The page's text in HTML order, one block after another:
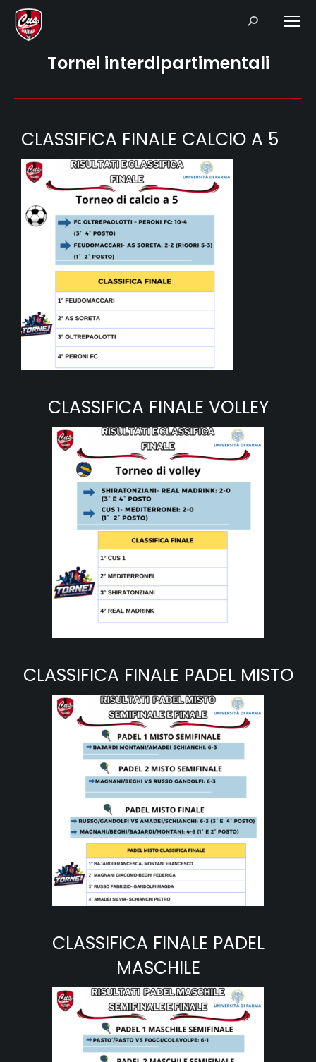
Search:
Tornei interdipartimentali
CLASSIFICA FINALE CALCIO A 5
CLASSIFICA FINALE VOLLEY
CLASSIFICA FINALE PADEL MISTO
CLASSIFICA FINALE PADEL
MASCHILE